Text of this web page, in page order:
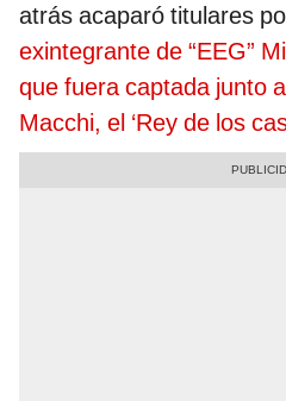
atrás acaparó titulares
exintegrante de “EEG”
que fuera captada junto
Macchi, el ‘Rey de los